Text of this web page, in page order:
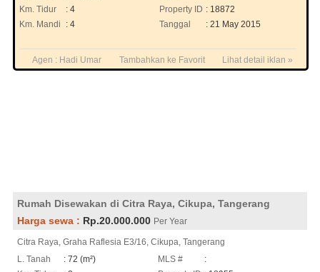
Km. Tidur
: 4
Km. Mandi
: 4
Property ID : 18872
Tanggal
: 21 May 2015
Agen : Hadi Umar Lihat detail iklan »
Tambahkan ke Favorit
Rumah Disewakan di Citra Raya, Cikupa, Tangerang
Harga sewa : Rp.20.000.000 Per Year
Citra Raya, Graha Raflesia E3/16, Cikupa, Tangerang
L. Tanah
: 72 (m²)
MLS #
: